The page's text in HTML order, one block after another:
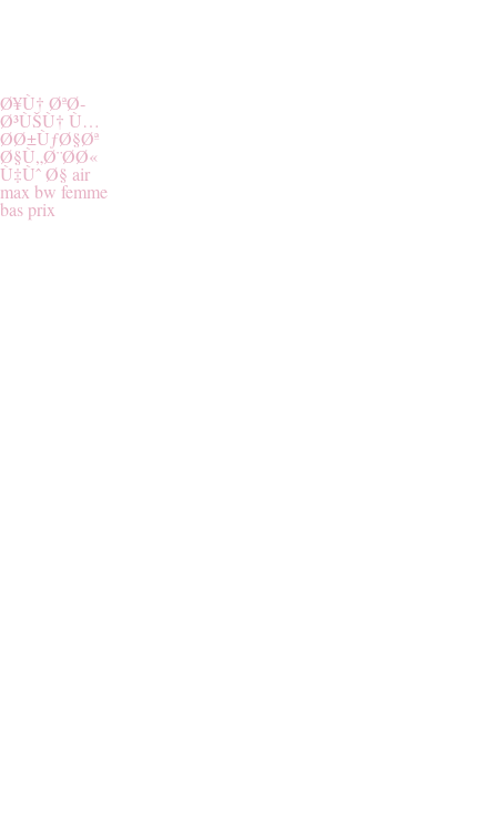
Ø¥Ù† ØªØ­
Ø³ÙŠÙ† Ù…
Ø­Ø±ÙƒØ§Øª
Ø§Ù„Ø¨Ø­Ø«
Ù‡Ùˆ Ø§ air
max bw femme
bas prix